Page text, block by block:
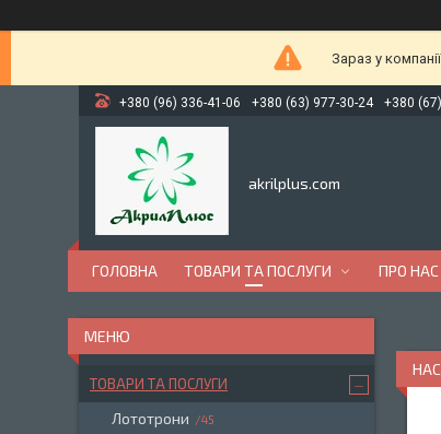
Зараз у
+380 (96) 336-41-06 +380 (63) 977-30-24 +380
akrilplus.com
ГОЛОВНА ТОВАРИ ТА ПОСЛУГИ ПРО НАС
ТОВАРИ ТА ПОСЛУГИ
Лототрони 45